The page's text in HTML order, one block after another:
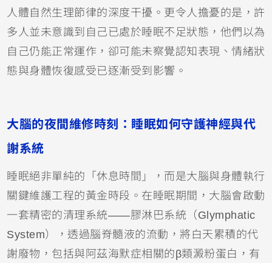
人體自然生理節律的深度干擾。更令人擔憂的是，許
多人並未意識到自己已處於睡眠不足狀態，他們以為
自己仍能正常運作，卻可能未察覺認知表現、情緒狀
態與身體恢復感受已逐漸受到影響。
大腦的夜間維修時刻：睡眠如何守護神經與代
謝系統
睡眠絕非單純的「休息時間」，而是大腦與身體執行
關鍵維護工程的黃金時段。在睡眠期間，大腦會啟動
一套精密的清理系統——膠淋巴系統（Glymphatic
System），透過腦脊髓液的流動，將白天累積的代
謝廢物，包括與阿茲海默症相關的β類澱粉蛋白，有